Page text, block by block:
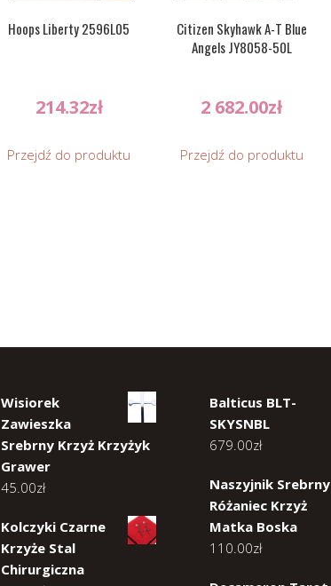
Hoops Liberty 2596L05
214.32zł
Przejdź do produktu
Citizen Skyhawk A-T Blue
Angels JY8058-50L
2 682.00zł
Przejdź do produktu
Wisiorek
Zawieszka
Srebrny Krzyż Krzyżyk
Grawer
45.00zł
Kolczyki Czarne
Krzyże Stal
Chirurgiczna
Balticus BLT-
SKYSNBL
679.00zł
Naszyjnik Srebrny
Różaniec Krzyż
Matka Boska
110.00zł